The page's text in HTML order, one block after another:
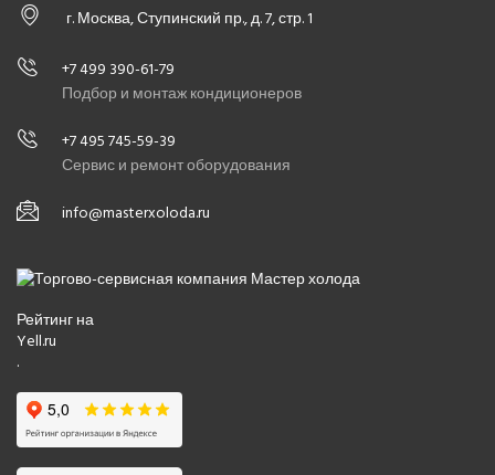
г. Москва, Ступинский пр., д. 7, стр. 1
+7 499 390-61-79
Подбор и монтаж кондиционеров
+7 495 745-59-39
Сервис и ремонт оборудования
info@masterxoloda.ru
Рейтинг на
Yell.ru
.